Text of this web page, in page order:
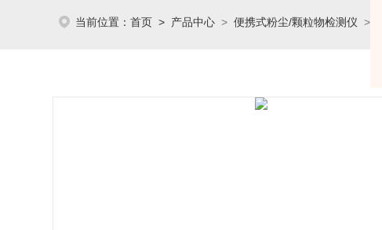
当前位置： 首页 > 产品中心 > 便携式粉尘/颗粒物检测仪 >